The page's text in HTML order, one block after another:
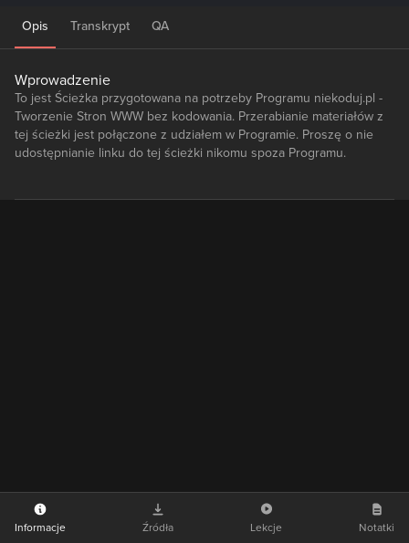
Opis Transkrypt QA
Wprowadzenie
To jest Ścieżka przygotowana na potrzeby Programu niekoduj.pl -
Tworzenie Stron WWW bez kodowania. Przerabianie materiałów z
tej ścieżki jest połączone z udziałem w Programie. Proszę o nie
udostępnianie linku do tej ścieżki nikomu spoza Programu.
Informacje Źródła Lekcje Notatki